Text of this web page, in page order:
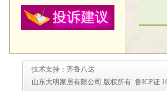
技术支持：齐鲁八达
山东大明家居有限公司 版权所有 鲁ICP证